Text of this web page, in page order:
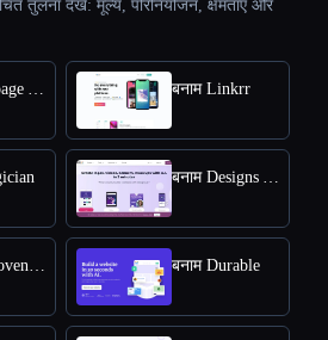
तुलना देखें: मूल्य, परिनियोजन, क्षमताएँ और
बनाम Kopage AI Website Builder बनाम Linkrr
बनाम Designs AI
बनाम welovenocode बनाम Durable